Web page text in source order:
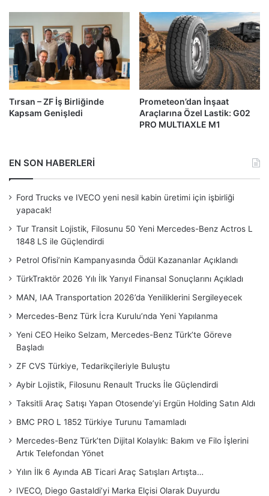
Tırsan – ZF İş Birliğinde
Kapsam Genişledi
Prometeon’dan İnşaat
Araçlarına Özel Lastik: G02
PRO MULTIAXLE M1
EN SON HABERLERİ
Ford Trucks ve IVECO yeni nesil kabin üretimi için işbirliği
yapacak!
Tur Transit Lojistik, Filosunu 50 Yeni Mercedes-Benz Actros L
1848 LS ile Güçlendirdi
Petrol Ofisi’nin Kampanyasında Ödül Kazananlar Açıklandı
TürkTraktör 2026 Yılı İlk Yarıyıl Finansal Sonuçlarını Açıkladı
MAN, IAA Transportation 2026’da Yeniliklerini Sergileyecek
Mercedes-Benz Türk İcra Kurulu’nda Yeni Yapılanma
Yeni CEO Heiko Selzam, Mercedes-Benz Türk’te Göreve
Başladı
ZF CVS Türkiye, Tedarikçileriyle Buluştu
Aybir Lojistik, Filosunu Renault Trucks İle Güçlendirdi
Taksitli Araç Satışı Yapan Otosende’yi Ergün Holding Satın Aldı
BMC PRO L 1852 Türkiye Turunu Tamamladı
Mercedes-Benz Türk’ten Dijital Kolaylık: Bakım ve Filo İşlerini
Artık Telefondan Yönet
Yılın İlk 6 Ayında AB Ticari Araç Satışları Artışta…
IVECO, Diego Gastaldi’yi Marka Elçisi Olarak Duyurdu